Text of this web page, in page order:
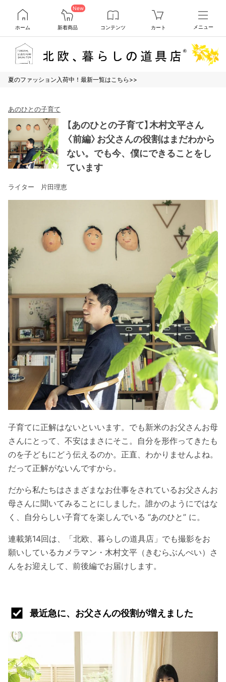
ホーム
New
新着商品 コンテンツ カート メニュー
夏のファッション入荷中！最新一覧はこちら>>
あのひとの子育て
【あのひとの子育て】木村文平さん
〈前編〉お父さんの役割はまだわから
ない。でも今、僕にできることをし
ています
ライター 片田理恵
子育てに正解はないといいます。でも新米のお父さんお母
さんにとって、不安はまさにそこ。自分を形作ってきたも
のを子どもにどう伝えるのか。正直、わかりませんよね。
だって正解がないんですから。
だから私たちはさまざまなお仕事をされているお父さんお
母さんに聞いてみることにしました。誰かのようにではな
く、自分らしい子育てを楽しんでいる “あのひと” に。
連載第14回は、「北欧、暮らしの道具店」でも撮影をお
願いしているカメラマン・木村文平（きむらぶんぺい）さ
んをお迎えして、前後編でお届けします。
最近急に、お父さんの役割が増えました